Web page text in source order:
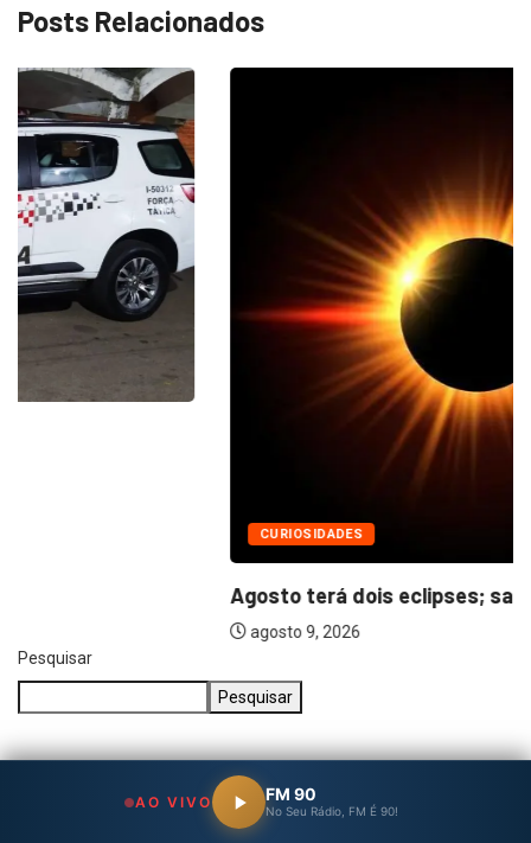
Posts Relacionados
Agosto terá dois eclipses; saiba como assistir...
Pesquisar
Pesquisar
AO VIVO FM 90
No Seu Rádio, FM É 90!